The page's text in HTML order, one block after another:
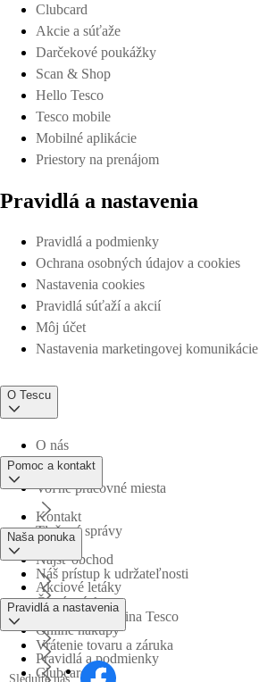
Clubcard
Akcie a súťaže
Darčekové poukážky
Scan & Shop
Hello Tesco
Tesco mobile
Mobilné aplikácie
Priestory na prenájom
Pravidlá a nastavenia
Pravidlá a podmienky
Ochrana osobných údajov a cookies
Nastavenia cookies
Pravidlá súťaží a akcií
Môj účet
Nastavenia marketingovej komunikácie
O Tescu
O nás
Voľné pracovné miesta
Tlačové správy
Náš prístup k udržateľnosti
Obchodná skupina Tesco
Pomoc a kontakt
Kontakt
Nájsť obchod
Časté otázky
Vrátenie tovaru a záruka
Naša ponuka
Akciové letáky
Online nákupy
Clubcard
Pravidlá a nastavenia
Pravidlá a podmienky
Sledujte nás